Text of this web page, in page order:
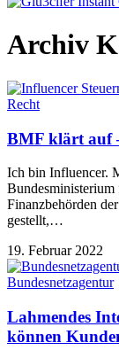
Archiv
Recht
BMF klärt auf
Ich bin Influencer.
Bundesministerium
Finanzbehörden
gestellt,…
19. Februar 2022
Bundesnetzagentur
Lahmendes
können